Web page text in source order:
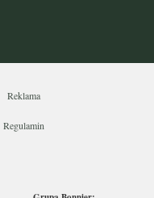
Reklama
Regulamin